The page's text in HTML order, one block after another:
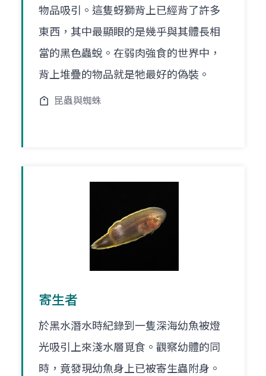
物品吸引。這隻蚜獅背上已經背了許多
東西，其中最顯眼的是幾乎與其體長相
當的黑色蟲蛻。在弱肉強食的世界中，
背上堆疊的物品就是牠最好的偽裝。
昆蟲與蜘蛛
寄生者
於黑水潛水時紀錄到一隻深海幼魚被燈
光吸引上來淺水層覓食。觀察幼體的同
時，竟發現幼魚身上已被寄生蟲附身。